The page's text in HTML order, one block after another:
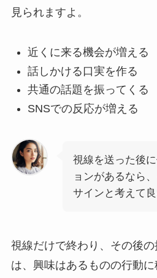
見られますよ。
近くに来る機会が増える
話しかける口実を作る
共通の話題を振ってくる
SNSでの反応が増える
視線を送った後
ョンがあるなら
サインと考えて良
視線だけで終わり、その後
は、興味はあるものの行動